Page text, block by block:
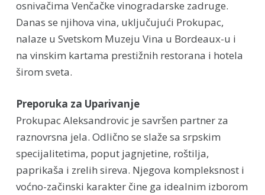
osnivačima Venčačke vinogradarske zadruge.
Danas se njihova vina, uključujući Prokupac,
nalaze u Svetskom Muzeju Vina u Bordeaux-u i
na vinskim kartama prestižnih restorana i hotela
širom sveta.
Preporuka za Uparivanje
Prokupac Aleksandrovic je savršen partner za
raznovrsna jela. Odlično se slaže sa srpskim
specijalitetima, poput jagnjetine, roštilja,
paprikaša i zrelih sireva. Njegova kompleksnost i
voćno-začinski karakter čine ga idealnim izborom